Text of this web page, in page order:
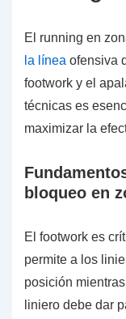
El running en
la línea ofensiva
footwork y el
técnicas es
maximizar la
bloqueo en
El footwork es
permite a los
posición
liniero debe dar